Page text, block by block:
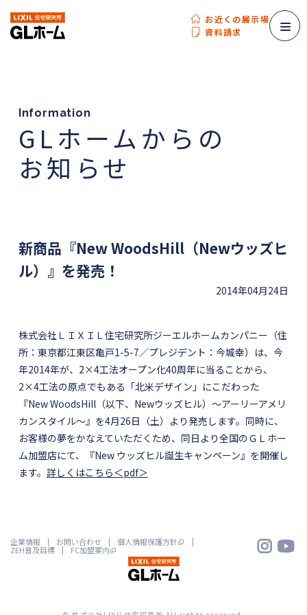
お近くの展示場
資料請求
Information
GLホームからの
お知らせ
新商品『New WoodsHill（Newウッズヒ
ル）』を発売！
2014年04月24日
株式会社ＬＩＸＩＬ住宅研究所ジーエルホームカンパニー（住
所：東京都江東区亀戸1-5-7／プレジデント：今城幸）は、今
年2014年が、2×4工法オープン化40周年に当ることから、
2×4工法の原点でもある「北米デザイン」にこだわった
『New WoodsHill（以下、Newウッズヒル）～アーリーアメリ
カンスタイル～』を4月26日（土）より発売します。同時に、
お客様の夢をかなえていただくため、同日より全国のＧＬホー
ム加盟店にて、『New ウッズヒル誕生キャンペーン』を開催し
ます。 詳しくはこちら＜pdf＞
 
企業情報 お問い合わせ 個人情報保護方針
ZEH普及目標 FC加盟案内